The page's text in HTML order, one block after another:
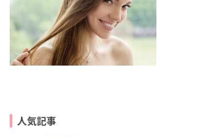
人気記事